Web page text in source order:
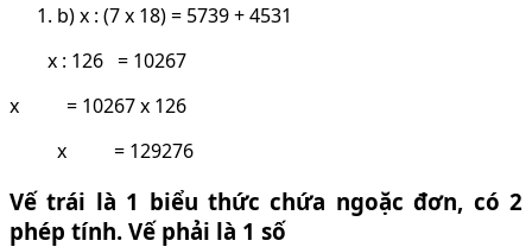
b) x : (7 x 18) = 5739 + 4531
x : 126 = 10267
x = 10267 x 126
x = 129276
Vế trái là 1 biểu thức chứa ngoặc đơn, có 2
phép tính. Vế phải là 1 số